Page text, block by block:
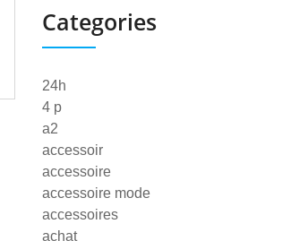
Categories
24h
4 p
a2
accessoir
accessoire
accessoire mode
accessoires
achat